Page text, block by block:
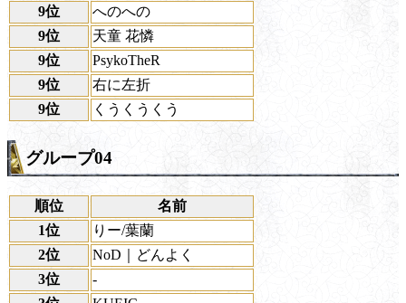
9位
へのへの
9位
天童 花憐
9位
PsykoTheR
9位
右に左折
9位
くうくうくう
グループ04
順位
名前
1位
りー/葉蘭
2位
NoD｜どんよく
3位
-